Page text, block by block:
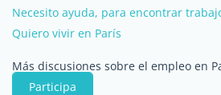
Necesito ayuda, para encontrar
Quiero vivir en París
Más discusiones sobre el empleo en
Participa